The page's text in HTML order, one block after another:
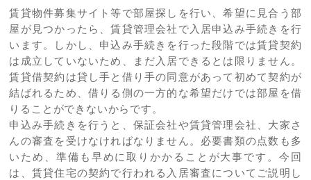
賃貸物件募集サイト等で部屋探しを行い、希望に見合う部
屋が見つかったら、賃貸管理会社で入居申込み手続きを行
います。しかし、申込み手続きを行った段階では賃貸契約
は成立していないため、まだ入居できるとは限りません。
賃貸借契約は貸し手と借り手の同意があって初めて契約が
結ばれるため、借りる側の一方的な希望だけでは部屋を借
りることができないからです。
申込み手続きを行うと、保証会社や賃貸管理会社、大家さ
んの審査を受けなければなりません。必要書類の点数も多
いため、準備も早めに取りかかることが大事です。今回
は、賃貸住宅の契約で行われる入居審査についてご説明し